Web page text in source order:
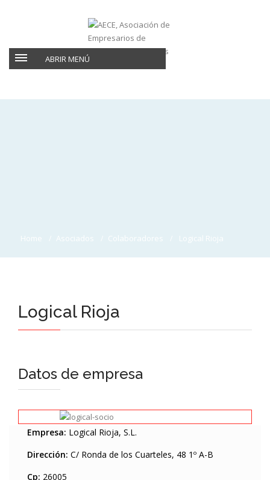
ABRIR MENÚ
Home Asociados Colaboradores Logical Rioja
Logical Rioja
Datos de empresa
Empresa: Logical Rioja, S.L.
Dirección: C/ Ronda de los Cuarteles, 48 1º A-B
Cp: 26005